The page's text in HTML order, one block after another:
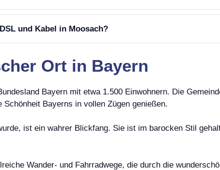
und Kabel in Moosach?
Ort in Bayern
Bayern mit etwa 1.500 Einwohnern. Die
Bayerns in vollen Zügen genießen.
ist ein wahrer Blickfang. Sie ist im barocken Stil
Wander- und Fahrradwege, die durch die